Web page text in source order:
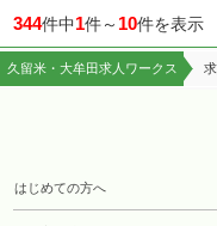
344件中1件～ 10件を表示
久留米・大牟田求人ワークス
はじめての方へ